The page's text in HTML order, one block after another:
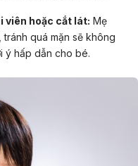
viên hoặc cắt lát: Mẹ
quá mặn sẽ không
ý hấp dẫn cho bé.